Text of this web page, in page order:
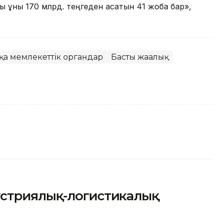
құны 170 млрд. теңгеден асатын 41 жоба бар»,
мемлекеттік органдар Басты жаңалық
логистикалық